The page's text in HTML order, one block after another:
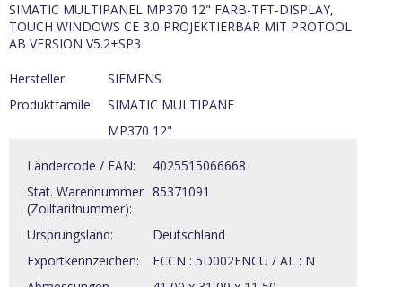
SIMATIC MULTIPANEL MP370 12" FARB-TFT-DISPLAY,
TOUCH WINDOWS CE 3.0 PROJEKTIERBAR MIT PROTOOL
AB VERSION V5.2+SP3
Hersteller:
SIEMENS
Produktfamile:
SIMATIC MULTIPANE
MP370 12"
Ländercode / EAN:
4025515066668
Stat. Warennummer
(Zolltarifnummer):
85371091
Ursprungsland:
Deutschland
Exportkennzeichen:
ECCN : 5D002ENCU / AL : N